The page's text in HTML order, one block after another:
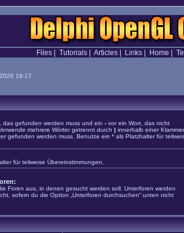
Files| Tutorials| Articles| Links| Home
19:17
das gefunden werden muss und ein - vor ein Wort, das nicht
mehrere Wörter getrennt durch | innerhalb einer
gefunden werden muss. Benutze ein * als Platzhalter für
für teilweise Übereinstimmungen.
Foren aus, in denen gesucht werden soll. Unterforen werden
sofern du die Option „Unterforen durchsuchen“ unten nicht